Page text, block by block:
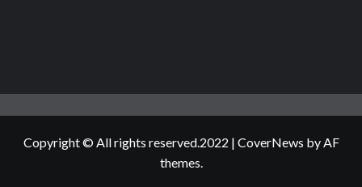
Copyright © All rights reserved.2022 | CoverNews by AF
themes.